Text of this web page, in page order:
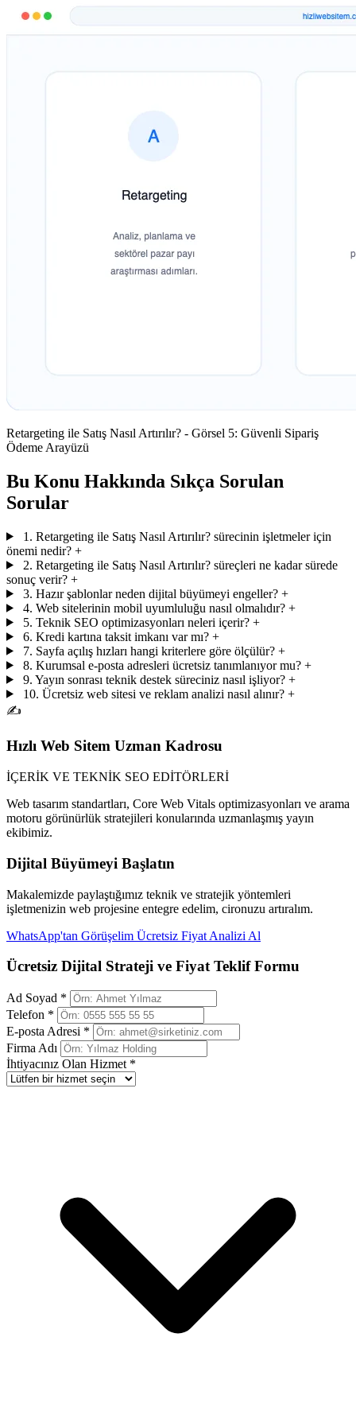
Retargeting ile Satış Nasıl Artırılır? - Görsel 5: Güvenli Sipariş
Ödeme Arayüzü
Bu Konu Hakkında Sıkça Sorulan
Sorular
1. Retargeting ile Satış Nasıl Artırılır? sürecinin işletmeler için
önemi nedir? +
2. Retargeting ile Satış Nasıl Artırılır? süreçleri ne kadar sürede
sonuç verir? +
3. Hazır şablonlar neden dijital büyümeyi engeller? +
4. Web sitelerinin mobil uyumluluğu nasıl olmalıdır? +
5. Teknik SEO optimizasyonları neleri içerir? +
6. Kredi kartına taksit imkanı var mı? +
7. Sayfa açılış hızları hangi kriterlere göre ölçülür? +
8. Kurumsal e-posta adresleri ücretsiz tanımlanıyor mu? +
9. Yayın sonrası teknik destek süreciniz nasıl işliyor? +
10. Ücretsiz web sitesi ve reklam analizi nasıl alınır? +
✍️
Hızlı Web Sitem Uzman Kadrosu
İÇERİK VE TEKNİK SEO EDİTÖRLERİ
Web tasarım standartları, Core Web Vitals optimizasyonları ve arama
motoru görünürlük stratejileri konularında uzmanlaşmış yayın
ekibimiz.
Dijital Büyümeyi Başlatın
Makalemizde paylaştığımız teknik ve stratejik yöntemleri
işletmenizin web projesine entegre edelim, cironuzu artıralım.
WhatsApp'tan Görüşelim Ücretsiz Fiyat Analizi Al
Ücretsiz Dijital Strateji ve Fiyat Teklif Formu
Ad Soyad *
Telefon *
E-posta Adresi *
Firma Adı
İhtiyacınız Olan Hizmet *